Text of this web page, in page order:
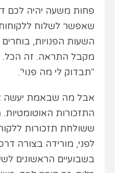
פחות משעה יהיה לכם
שאפשר לשלוח
השעות הפנויות,
מקבל התראה. זה הכל.
"תבדוק לי מה פנוי".
אבל מה שבאמת יעשה
התזכורות האוטומטיות.
ששולחת תזכורות
לפני, מורידה בצורה
בשבועיים הראשונים